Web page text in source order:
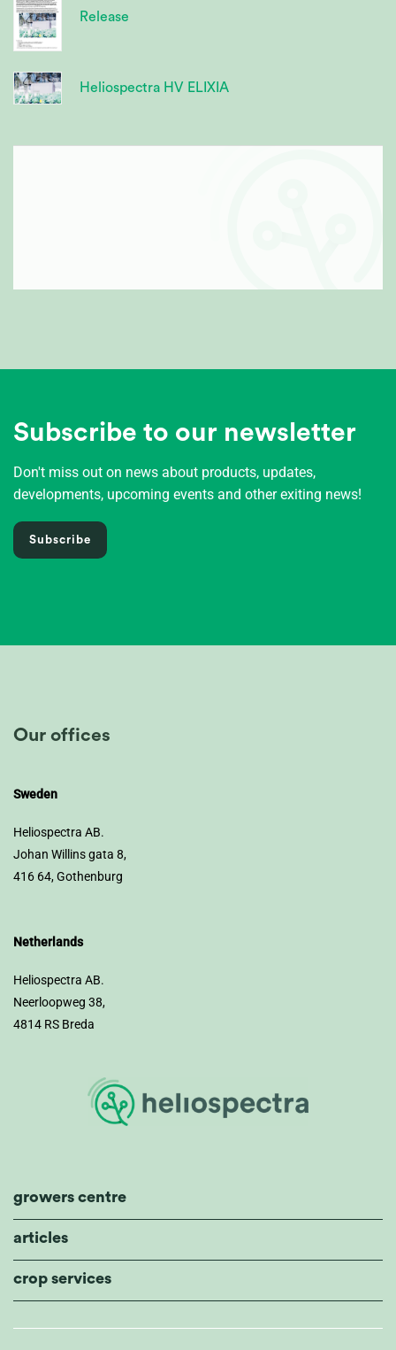
Release
Heliospectra HV ELIXIA
Subscribe to our newsletter
Don't miss out on news about products, updates,
developments, upcoming events and other exiting news!
Subscribe
Our offices
Sweden
Heliospectra AB.
Johan Willins gata 8,
416 64, Gothenburg
Netherlands
Heliospectra AB.
Neerloopweg 38,
4814 RS Breda
growers centre
articles
crop services